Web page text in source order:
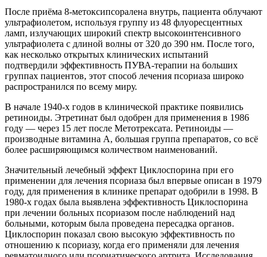
После приёма 8-метоксипсоралена внутрь, пациента облучают
ультрафиолетом, используя группу из 48 флуоресцентных
ламп, излучающих широкий спектр высокоинтенсивного
ультрафиолета с длиной волны от 320 до 390 нм. После того,
как несколько открытых клинических испытаний
подтвердили эффективность ПУВА-терапии на больших
группах пациентов, этот способ лечения псориаза широко
распространился по всему миру.
В начале 1940-х годов в клинической практике появились
ретиноиды. Этретинат был одобрен для применения в 1986
году — через 15 лет после Метотрексата. Ретиноиды —
производные витамина А, большая группа препаратов, со всё
более расширяющимся количеством наименований.
Значительный лечебный эффект Циклоспорина при его
применении для лечения псориаза был впервые описан в 1979
году, для применения в клинике препарат одобрили в 1998. В
1980-х годах была выявлена эффективность Циклоспорина
при лечении больных псориазом после наблюдений над
больными, которым была проведена пересадка органов.
Циклоспорин показал свою высокую эффективность по
отношению к псориазу, когда его применяли для лечения